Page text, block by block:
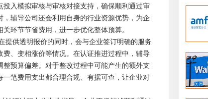
入模拟审核与审核对接支持，确保顺利通过审
辅导公司还会利用自身的行业资源优势，为企
环节节省费用，进一步优化整体预算。
供透明报价的同时，会与企业签订明确的服务
、变相涨价等情况。在认证推进过程中，辅导
预算偏差。对于整改过程中可能产生的额外支
笔费用支出都合理合规、有据可查，让企业对